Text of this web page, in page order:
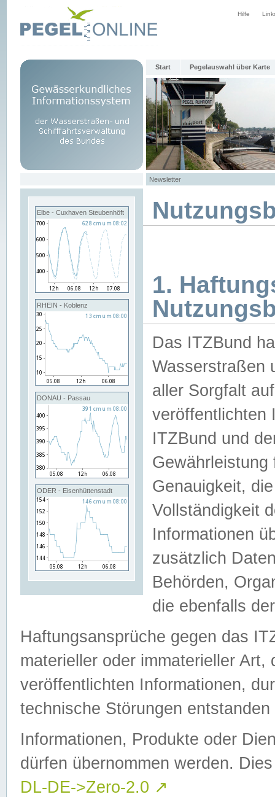
Hilfe
Start Pegelauswahl über Karte
Newsletter
Elbe - Cuxhaven Steubenhöft
RHEIN - Koblenz
DONAU - Passau
ODER - Eisenhüttenstadt
1.
Das ITZBund
Wasserstraßen
aller Sorgfalt
veröffentlichten
ITZBund und
Genauigkeit,
Vollständigkeit
Informationen
zusätzlich
Behörden,
die ebenfalls
Haftungsansprüche gegen das
materieller oder immaterieller
veröffentlichten Informationen,
technische Störungen
Informationen, Produkte oder
dürfen übernommen werden.
DL-DE->Zero-2.0 ↗